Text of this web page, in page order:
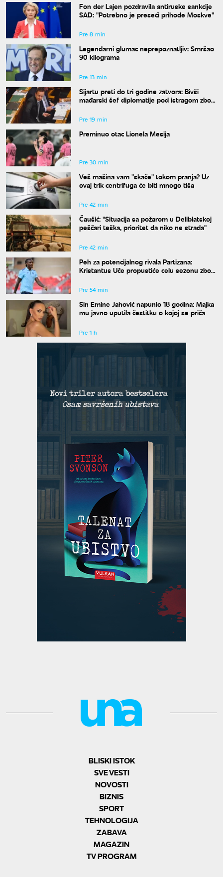
Fon der Lajen pozdravila antiruske sankcije
SAD: "Potrebno je preseći prihode Moskve"
Pre 8 min
Legendarni glumac neprepoznatljiv: Smršao
90 kilograma
Pre 13 min
Sijartu preti do tri godine zatvora: Bivši
mađarski šef diplomatije pod istragom zbog
Pre 19 min
Preminuo otac Lionela Mesija
Pre 30 min
Veš mašina vam "skače" tokom pranja? Uz
ovaj trik centrifuga će biti mnogo tiša
Pre 42 min
Čaušić: "Situacija sa požarom u Deliblatskoj
peščari teška, prioritet da niko ne strada"
Pre 42 min
Peh za potencijalnog rivala Partizana:
Kristantus Uče propustiće celu sezonu zbog
Pre 54 min
Sin Emine Jahović napunio 18 godina: Majka
mu javno uputila čestitku o kojoj se priča
Pre 1 h
BLISKI ISTOK
SVE VESTI
NOVOSTI
BIZNIS
SPORT
TEHNOLOGIJA
ZABAVA
MAGAZIN
TV PROGRAM